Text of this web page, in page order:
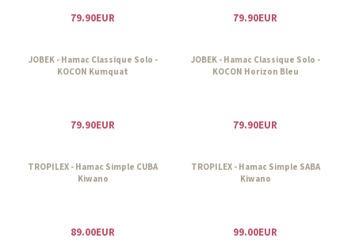
79.90EUR 79.90EUR
JOBEK - Hamac Classique Solo -
KOCON Kumquat
79.90EUR
JOBEK - Hamac Classique Solo -
KOCON Horizon Bleu
79.90EUR
TROPILEX - Hamac Simple CUBA
Kiwano
89.00EUR
TROPILEX - Hamac Simple SABA
Kiwano
99.00EUR